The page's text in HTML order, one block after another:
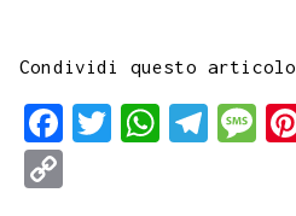
Condividi questo articolo
F
T
W
T
M